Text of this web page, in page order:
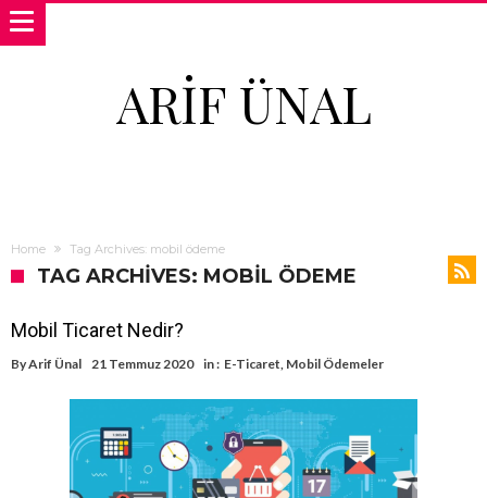
ARIF ÜNAL
Home Tag Archives: mobil ödeme
TAG ARCHIVES: MOBIL ÖDEME
Mobil Ticaret Nedir?
ByArif Ünal 21 Temmuz 2020 in : E-Ticaret, Mobil Ödemeler